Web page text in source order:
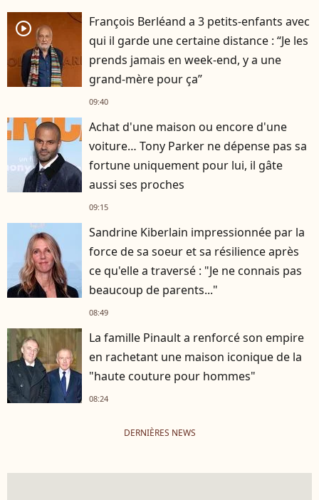
player2
François Berléand a 3 petits-enfants avec
qui il garde une certaine distance : “Je les
prends jamais en week-end, y a une
grand-mère pour ça”
09:40
Achat d'une maison ou encore d'une
voiture… Tony Parker ne dépense pas sa
fortune uniquement pour lui, il gâte
aussi ses proches
09:15
Sandrine Kiberlain impressionnée par la
force de sa soeur et sa résilience après
ce qu'elle a traversé : "Je ne connais pas
beaucoup de parents..."
08:49
La famille Pinault a renforcé son empire
en rachetant une maison iconique de la
"haute couture pour hommes"
08:24
DERNIÈRES NEWS